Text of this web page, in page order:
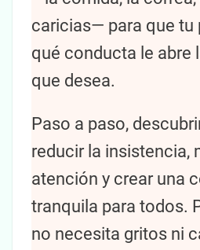
caricias— para que tu
qué conducta le abre
que desea.
Paso a paso,
reducir la insistencia,
atención y crear una
tranquila para todos.
no necesita gritos ni